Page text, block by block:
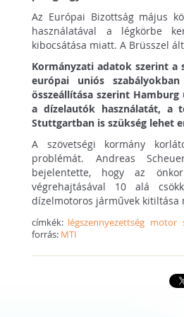
Az Európai Bizottság május
használatával a légkörbe
kibocsátása miatt. A Brüsszel
Kormányzati adatok szerint a
európai uniós
összeállítása szerint
a dízelautók használatát, a
Stuttgartban is szükség lehet
A szövetségi kormány
problémát. Andreas
bejelentette, hogy az
végrehajtásával 10 alá
dízelmotoros járművek kitiltása
címkék: légszennyezettség motor
forrás: MTI